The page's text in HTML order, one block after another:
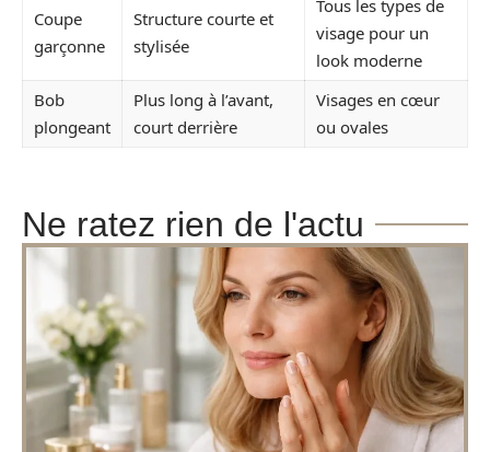
Coupe
garçonne
Structure courte et
stylisée
Tous les types de
visage pour un
look moderne
Bob
plongeant
Plus long à l’avant,
court derrière
Visages en cœur
ou ovales
Ne ratez rien de l'actu